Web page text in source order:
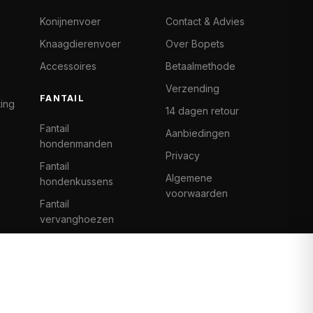
Konijnenvoer
Knaagdierenvoer
Accessoires
FANTAIL
Fantail
hondenmanden
Fantail
hondenkussens
Fantail
vervanghoezen
Contact & Advies
Over Bopets
Betaalmethode
Verzending
14 dagen retour
Aanbiedingen
Privacy
Algemene
voorwaarden